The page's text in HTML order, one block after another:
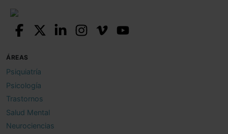
ÁREAS
Psiquiatría
Psicología
Trastornos
Salud Mental
Neurociencias